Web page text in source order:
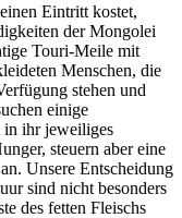
Eintritt kostet,
der Mongolei
Touri-Meile mit
Menschen, die
stehen und
einige
in ihr jeweiliges
steuern aber eine
Unsere Entscheidung
sind nicht besonders
des fetten Fleischs